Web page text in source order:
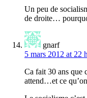
Un peu de
de droite…
gnarf
5 mars 2012 at 22
Ca fait 30 ans que
attend…et ce